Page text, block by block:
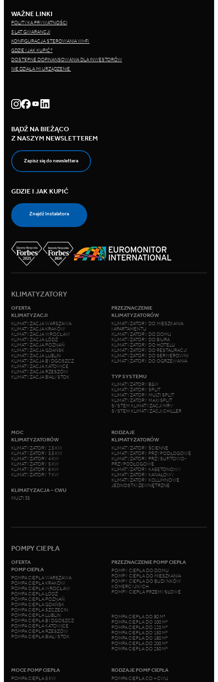
WAŻNE LINKI
POLITYKA PRYWATNOŚCI
5 LAT GWARANCJI
KONFIGURACJA STEROWANIA WI-FI
GDZIE I JAK KUPIĆ?
DOSTĘPNE DOFINANSOWANIA DLA INWESTORÓW
NIE DZIAŁA MI URZĄDZENIE
BĄDŹ NA BIEŻĄCO
Z NASZYM NEWSLETTEREM
Zapisz się do newslettera
GDZIE I JAK KUPIĆ
Znajdź Instalatora
KLIMATYZATORY
OFERTA
KLIMATYZACJI
KLIMATYZACJA WARSZAWA
KLIMATYZACJA KRAKÓW
KLIMATYZACJA WROCŁAW
KLIMATYZACJA ŁÓDŹ
KLIMATYZACJA POZNAŃ
KLIMATYZACJA GDAŃSK
KLIMATYZACJA LUBLIN
KLIMATYZACJA BYDGOSZCZ
KLIMATYZACJA KATOWICE
KLIMATYZACJA RZESZÓW
KLIMATYZACJA BIAŁYSTOK
PRZEZNACZENIE
KLIMATYZATORÓW
KLIMATYZATORY DO MIESZKANIA
I APARTAMENTU
KLIMATYZATORY DO DOMU
KLIMATYZATORY DO BIURA
KLIMATYZATORY DO HOTELU
KLIMATYZATORY DO RESTAURACJI
KLIMATYZATORY DO SERWEROWNI
KLIMATYZATORY DO OGRZEWANIA
TYP SYSTEMU
KLIMATYZATORY B&W
KLIMATYZATORY SPLIT
KLIMATYZATORY MULTI SPLIT
KLIMATYZATORY MAXI SPLIT
SYSTEM KLIMATYZACJI MRV
SYSTEM KLIMATYZACJI CHILLER
MOC
KLIMATYZATORÓW
KLIMATYZATORY 2,5 KW
KLIMATYZATORY 3,5 KW
KLIMATYZATORY 4 KW
KLIMATYZATORY 5 KW
KLIMATYZATORY 6 KW
KLIMATYZATORY 7 KW
KLIMATYZACJA – CWU
MULTI 3S
RODZAJE
KLIMATYZATORÓW
KLIMATYZATORY ŚCIENNE
KLIMATYZATORY PRZYPODŁOGOWE
KLIMATYZATORY PRZYSUFITOWO-
PRZYPODŁOGOWE
KLIMATYZATORY KASETONOWY
KLIMATYZATORY KANAŁOWY
KLIMATYZATORY KOLUMNOWE
JEDNOSTKI ZEWNĘTRZNE
POMPY CIEPŁA
OFERTA
POMP CIEPŁA
POMPA CIEPŁA WARSZAWA
POMPA CIEPŁA KRAKÓW
POMPA CIEPŁA WROCŁAW
POMPA CIEPŁA ŁÓDŹ
POMPA CIEPŁA POZNAŃ
POMPA CIEPŁA GDAŃSK
POMPA CIEPŁA SZCZECIN
POMPA CIEPŁA LUBLIN
POMPA CIEPŁA BYDGOSZCZ
POMPA CIEPŁA KATOWICE
POMPA CIEPŁA RZESZÓW
POMPA CIEPŁA BIAŁYSTOK
PRZEZNACZENIE POMP CIEPŁA
POMPY CIEPŁA DO DOMU
POMPY CIEPŁA DO MIESZKANIA
POMPY CIEPŁA DO BUDYNKÓW
KOMERCYJNYCH
POMPY CIEPŁA PRZEMYSŁOWE
POMPA CIEPŁA DO 80 M²
POMPA CIEPŁA DO 100 M²
POMPA CIEPŁA DO 120 M²
POMPA CIEPŁA DO 150 M²
POMPA CIEPŁA DO 180 M²
POMPA CIEPŁA DO 200 M²
POMPA CIEPŁA DO 250 M²
MOCE POMP CIEPŁA
POMPA CIEPŁA 5 KW
RODZAJE POMP CIEPŁA
POMPA CIEPŁA CO + CWU